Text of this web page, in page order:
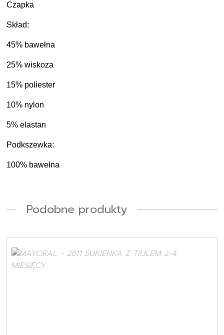
Skład:
45% bawełna
25% wiskoza
15% poliester
10% nylon
5% elastan
Podkszewka:
100% bawełna
Podobne produkty